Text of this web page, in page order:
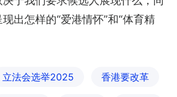
出怎样的“爱港情怀”和“体育精
立法会选举2025 香港要改革